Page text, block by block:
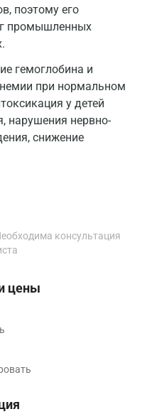
поэтому его
промышленных
гемоглобина и
при нормальном
у детей
нарушения нервно-
снижение
консультация
цены